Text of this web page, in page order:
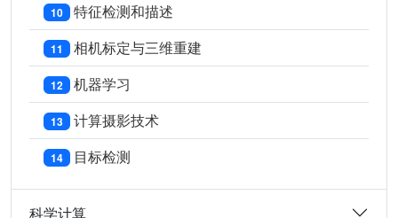
10 特征检测和描述
11 相机标定与三维重建
12 机器学习
13 计算摄影技术
14 目标检测
科学计算